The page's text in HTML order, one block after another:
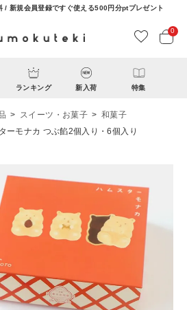
/ 新規会員登録ですぐ使える500円分ptプレゼント
0
ランキング 新入荷 特集
新規会員登録
スイーツ・お菓子
和菓子
ーモナカ つぶ餡2個入り・6個入り